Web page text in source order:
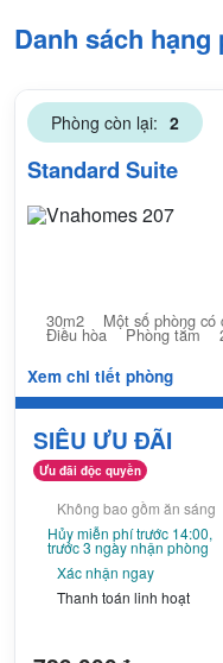
Danh sách hạng
Phòng còn lại: 2
Standard Suite
30m2 Một số phòng có
Điều hòa Phòng tắm
Xem chi tiết phòng
SIÊU ƯU ĐÃI
Ưu đãi độc quyền
Không bao gồm ăn sáng
Hủy miễn phí trước 14:00,
trước 3 ngày nhận phòng
Xác nhận ngay
Thanh toán linh hoạt